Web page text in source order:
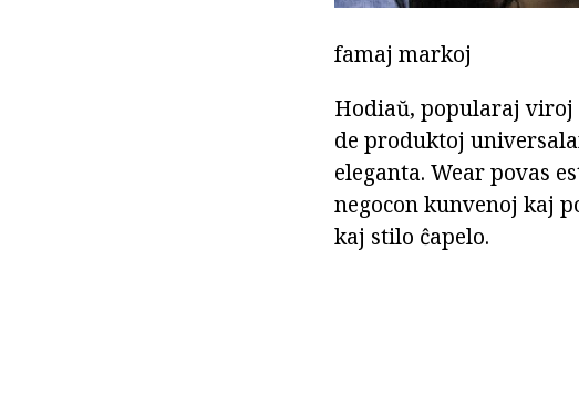
famaj markoj
Hodiaŭ, popularaj
de produktoj
eleganta. Wear povas
negocon kunvenoj kaj
kaj stilo ĉapelo.